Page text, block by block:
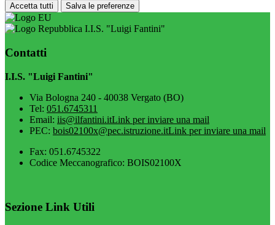
Accetta tutti Salva le preferenze
I.I.S. "Luigi Fantini"
Contatti
I.I.S. "Luigi Fantini"
Via Bologna 240 - 40038 Vergato (BO)
Tel: 051.6745311
Email: iis@ilfantini.itLink per inviare una mail
PEC: bois02100x@pec.istruzione.itLink per inviare una mail
Fax: 051.6745322
Codice Meccanografico: BOIS02100X
Sezione Link Utili